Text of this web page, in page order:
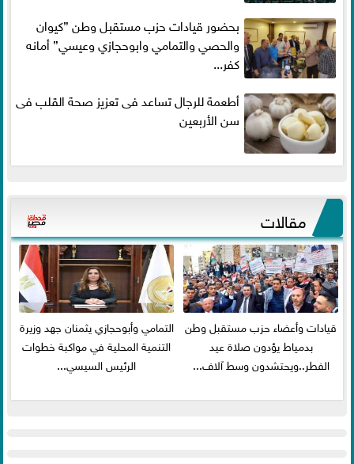
بحضور قيادات حزب مستقبل وطن ”كيوان
والحصي والتمامي وابوحجازي وعيسي” أمانه
كفر...
أطعمة للرجال تساعد فى تعزيز صحة القلب فى
سن الأربعين
مقالات
قيادات وأعضاء حزب مستقبل وطن
بدمياط يؤدون صلاة عيد
الفطر..ويحتشدون وسط آلاف...
التمامي وأبوحجازي يثمنان جهد وزيرة
التنمية المحلية في مواكبة خطوات
الرئيس السيسي...